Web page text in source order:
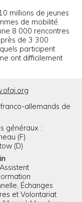
millions de jeunes
de mobilité.
8 000 rencontres
de 3 300
participent
ont difficilement
allemands de
généraux :
(F)
(D)
Échanges
et Volontariat